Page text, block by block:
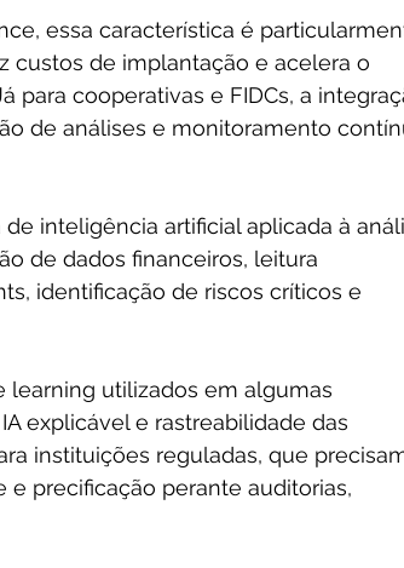
essa característica é
custos de implantação e acelera o
para cooperativas e FIDCs, a
de análises e monitoramento
inteligência artificial aplicada à
de dados financeiros, leitura
identificação de riscos críticos e
utilizados em algumas
explicável e rastreabilidade das
instituições reguladas, que
e precificação perante auditorias,